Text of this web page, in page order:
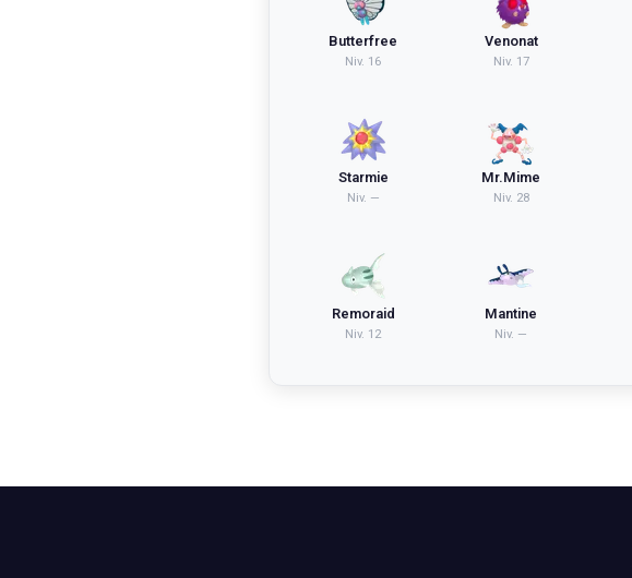
Butterfree
Niv. 16
Venonat
Niv. 17
Starmie
Niv. —
Mr.Mime
Niv. 28
Remoraid
Niv. 12
Mantine
Niv. —